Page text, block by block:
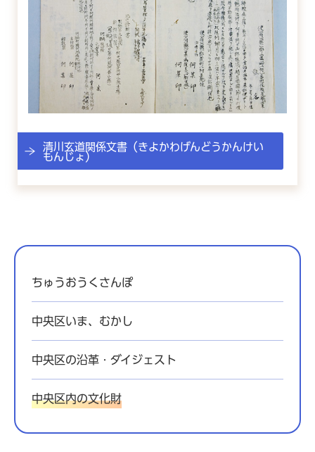
清川玄道関係文書（きよかわげんどうかんけい
もんじょ）
ちゅうおうくさんぽ
中央区いま、むかし
中央区の沿革・ダイジェスト
中央区内の文化財